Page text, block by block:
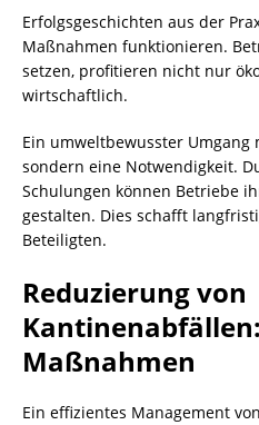
Erfolgsgeschichten aus der
Maßnahmen funktionieren.
setzen, profitieren nicht nur
wirtschaftlich.
Ein umweltbewusster Umgang
sondern eine Notwendigkeit.
Schulungen können Betriebe
gestalten. Dies schafft
Beteiligten.
Reduzierung von
Maßnahmen
Ein effizientes Management